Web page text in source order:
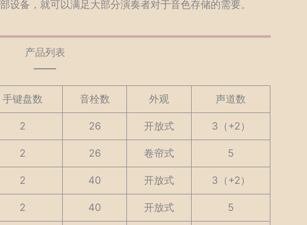
设备，就可以满足大部分演奏者对于音色存储的需要。
产品列表
手键盘数 音栓数 外观 声道数
2 26 开放式 3（+2）
2 26 卷帘式 5
2 40 开放式 3（+2）
2 40 开放式 5